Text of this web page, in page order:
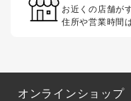
お近くの店舗が
住所や営業時間
オンラインショップ